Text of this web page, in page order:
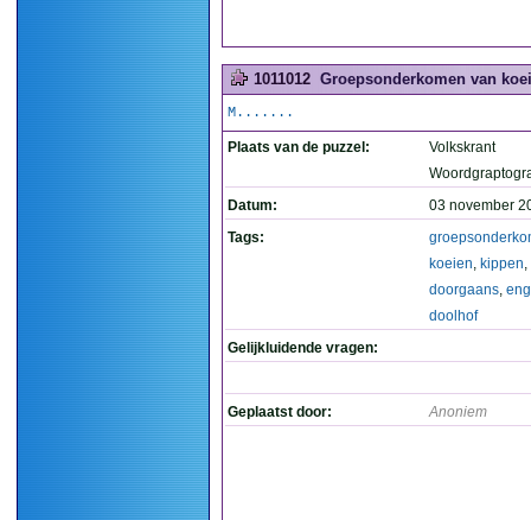
1011012 Groepsonderkomen van
M.......
Plaats van de puzzel:
Volkskrant
Datum:
03 november
Tags:
koeien, kippen,
doorgaans,
doolhof
Gelijkluidende vragen:
Geplaatst door: Anoniem